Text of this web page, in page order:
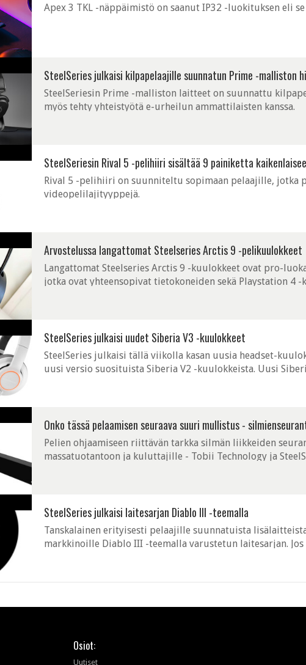
Apex 3 TKL -näppäimistö on saanut IP32 -luokituksen eli
SteelSeries julkaisi kilpapelaajille suunnatun Prime -malliston
SteelSeriesin Prime -malliston laitteet on suunnattu
myös tehty yhteistyötä e-urheilun ammattilaisten kanssa.
SteelSeriesin Rival 5 -pelihiiri sisältää 9 painiketta
Rival 5 -pelihiiri on suunniteltu sopimaan pelaajille, jotka
videopelilajityyppejä.
Arvostelussa langattomat Steelseries Arctis 9 -pelikuulokkeet
Langattomat Steelseries Arctis 9 -kuulokkeet ovat pro-
jotka ovat yhteensopivat tietokoneiden sekä Playstation 4 -
SteelSeries julkaisi uudet Siberia V3 -kuulokkeet
SteelSeries julkaisi tällä viikolla kasan uusia headset-
uusi versio suosituista Siberia V2 -kuulokkeista. Uusi
Onko tässä pelaamisen seuraava suuri mullistus -
Pelien ohjaamiseen riittävän tarkka silmän liikkeiden
massatuotantoon ja kuluttajille - Tobii Technology ja
SteelSeries julkaisi laitesarjan Diablo III -teemalla
Tanskalainen erityisesti pelaajille suunnatuista
markkinoille Diablo III -teemalla varustetun laitesarjan.
Osiot:
Uutiset